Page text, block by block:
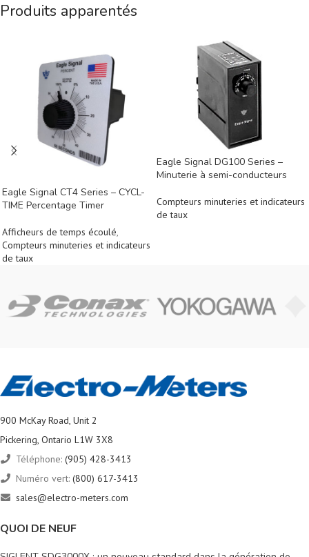
Produits apparentés
Eagle Signal CT4 Series – CYCL-
TIME Percentage Timer
Afficheurs de temps écoulé,
Compteurs minuteries et indicateurs
de taux
Eagle Signal DG100 Series –
Minuterie à semi-conducteurs
Compteurs minuteries et indicateurs
de taux
900 McKay Road, Unit 2
Pickering, Ontario L1W 3X8
Téléphone: (905) 428-3413
Numéro vert: (800) 617-3413
sales@electro-meters.com
QUOI DE NEUF